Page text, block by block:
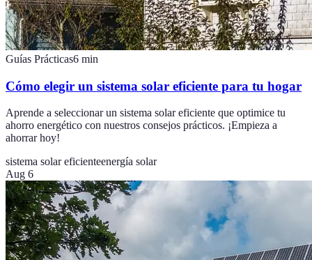
Guías Prácticas6 min
Cómo elegir un sistema solar eficiente para tu hogar
Aprende a seleccionar un sistema solar eficiente que optimice tu
ahorro energético con nuestros consejos prácticos. ¡Empieza a
ahorrar hoy!
sistema solar eficienteenergía solar
Aug 6